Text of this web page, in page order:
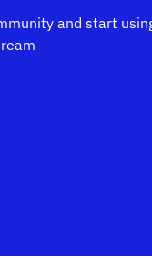
and start